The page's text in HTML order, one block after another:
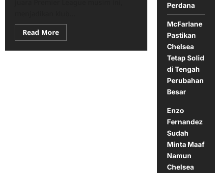
Read MoreRead
more
Chelsea
Perdana
McFarlane
Pastikan
Chelsea
Tetap Solid
di Tengah
Perubahan
Besar
Enzo
Fernandez
Sudah
Minta Maaf
Namun
Chelsea